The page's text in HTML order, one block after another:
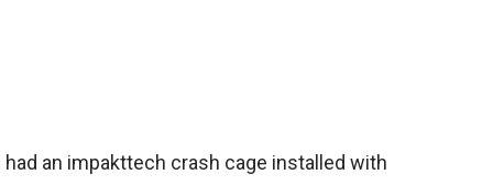
an impakttech crash cage installed with